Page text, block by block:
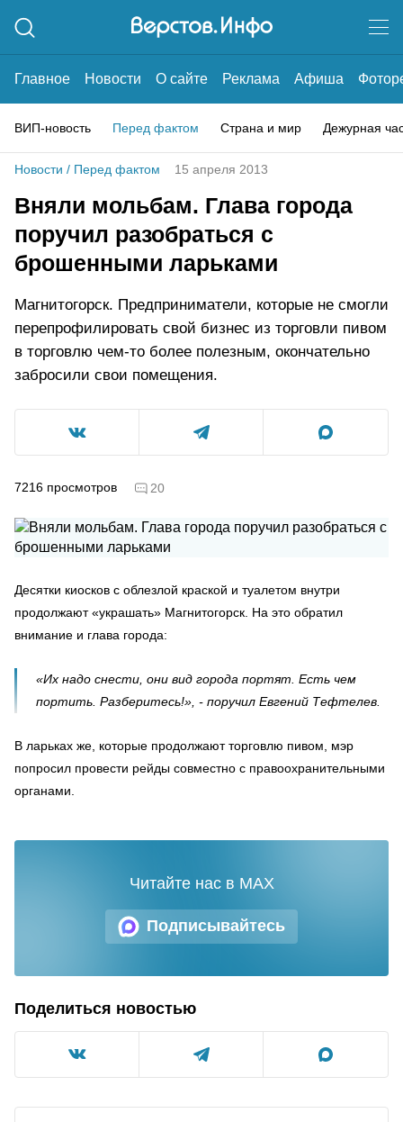
Главное Новости О сайте Реклама Афиша
ВИП-новость Перед фактом Страна и мир Дежурная
Новости / Перед фактом 15 апреля 2013
Вняли мольбам. Глава города
поручил разобраться с
брошенными ларьками
Магнитогорск. Предприниматели, которые не смогли
перепрофилировать свой бизнес из торговли пивом
в торговлю чем-то более полезным, окончательно
забросили свои помещения.
7216 просмотров 20
Десятки киосков с облезлой краской и туалетом внутри
продолжают «украшать» Магнитогорск. На это обратил
внимание и глава города:
«Их надо снести, они вид города портят. Есть чем
портить. Разберитесь!», - поручил Евгений Тефтелев.
В ларьках же, которые продолжают торговлю пивом, мэр
попросил провести рейды совместно с правоохранительными
органами.
Подписывайтесь
Читайте нас в MAX
Поделиться новостью